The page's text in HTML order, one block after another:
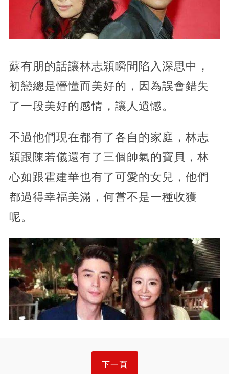
蘇有朋的話讓林志穎瞬間陷入深思中，
初戀總是懵懂而美好的，因為誤會錯失
了一段美好的感情，讓人遺憾。
不過他們現在都有了各自的家庭，林志
穎跟陳若儀還有了三個帥氣的寶貝，林
心如跟霍建華也有了可愛的女兒，他們
都過得幸福美滿，何嘗不是一種收獲
呢。
下一頁